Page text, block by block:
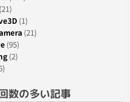
(1)
(21)
(95)
(2)
数の多い記事